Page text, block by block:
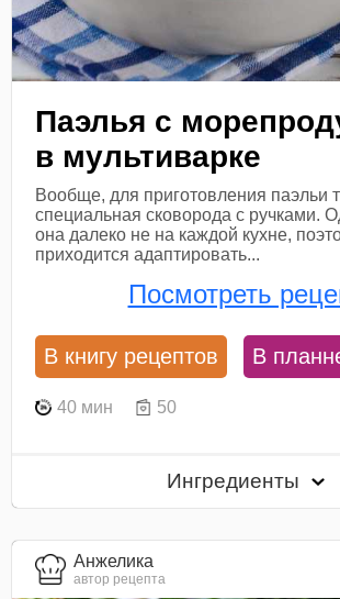
Паэлья с
в мультиварке
Вообще, для приготовления паэльи
специальная сковорода с ручками.
она далеко не на каждой кухне,
приходится адаптировать...
Посмотреть
В книгу рецептов В
40 мин 50
Ингредиенты
Анжелика
автор рецепта